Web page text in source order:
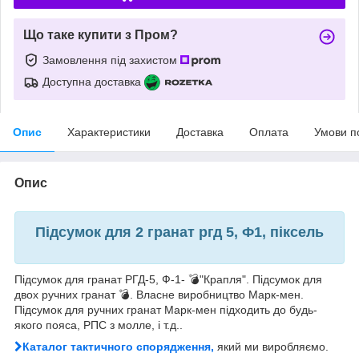
Що таке купити з Пром?
Замовлення під захистом
Доступна доставка
Опис Характеристики Доставка Оплата Умови
Опис
Підсумок для 2 гранат ргд 5, Ф1, піксель
Підсумок для гранат РГД-5, Ф-1- 💣"Крапля". Підсумок для
двох ручних гранат 💣. Власне виробництво Марк-мен.
Підсумок для ручних гранат Марк-мен підходить до будь-
якого пояса, РПС з молле, і т.д..
Каталог тактичного спорядження, який ми виробляємо.